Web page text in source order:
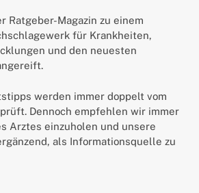
Ratgeber-Magazin zu einem
für Krankheiten,
und den neuesten
werden immer doppelt vom
Dennoch empfehlen wir immer
Arztes einzuholen und unsere
als Informationsquelle zu